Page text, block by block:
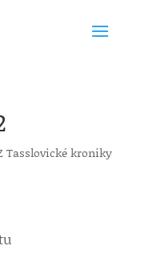
Tasslovické kroniky